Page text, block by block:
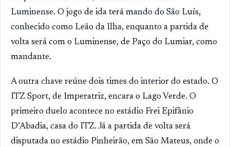
Luminense. O jogo de ida terá mando do São Luís,
conhecido como Leão da Ilha, enquanto a partida de
volta será com o Luminense, de Paço do Lumiar, como
mandante.
A outra chave reúne dois times do interior do estado. O
ITZ Sport, de Imperatriz, encara o Lago Verde. O
primeiro duelo acontece no estádio Frei Epifânio
D’Abadia, casa do ITZ. Já a partida de volta será
disputada no estádio Pinheirão, em São Mateus, onde o